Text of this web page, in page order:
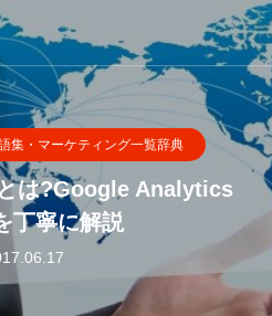
集・マーケティング一覧辞典
は?Google Analytics
丁寧に解説